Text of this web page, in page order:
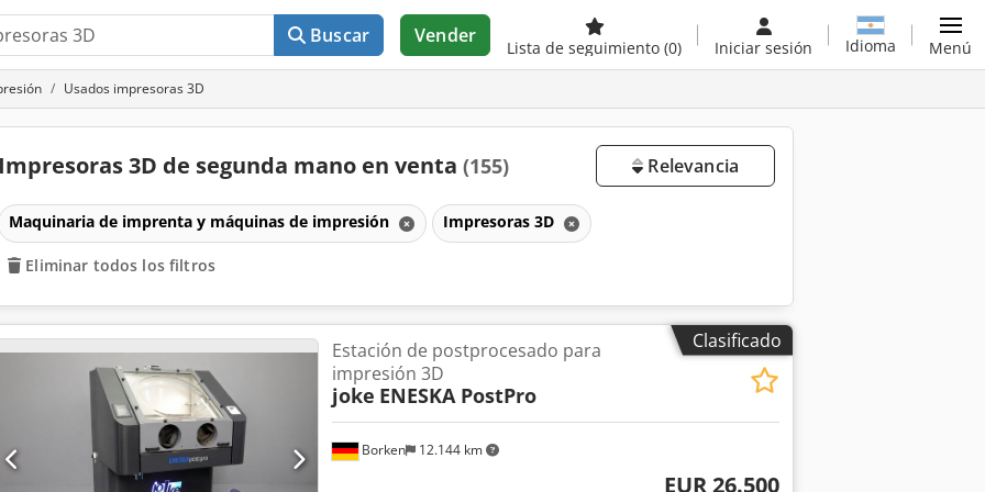
Buscar Vender
Lista de seguimiento (0) Iniciar sesión Idioma Menú
Usados impresoras 3D
Impresoras 3D de segunda mano en venta (155) Relevancia
Maquinaria de imprenta y máquinas de impresión Impresoras 3D
Eliminar todos los filtros
Clasificado
Borken 12.144 km
Estación de postprocesado para
impresión 3D
joke ENESKA PostPro
EUR 26.500